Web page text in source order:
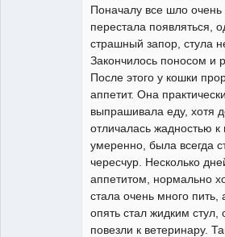
Поначалу все шло
перестала появляться,
страшный запор, стула
Закончилось поносом и
После этого у кошки
аппетит. Она
выпрашивала еду, хотя
отличалась жадностью
умеренно, была всегда
чересчур. Несколько
аппетитом, нормально
стала очень много пить,
опять стал жидким стул,
повезли к ветеринару.